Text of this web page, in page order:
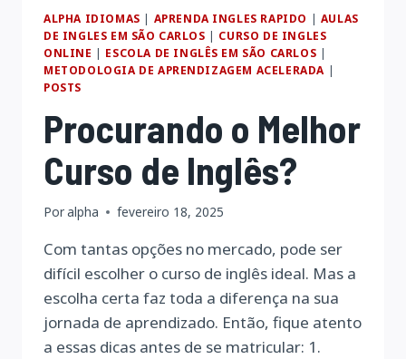
ALPHA IDIOMAS | APRENDA INGLES RAPIDO | AULAS
DE INGLES EM SÃO CARLOS | CURSO DE INGLES
ONLINE | ESCOLA DE INGLÊS EM SÃO CARLOS |
METODOLOGIA DE APRENDIZAGEM ACELERADA |
POSTS
Procurando o Melhor
Curso de Inglês?
Poralpha fevereiro 18, 2025
Com tantas opções no mercado, pode ser
difícil escolher o curso de inglês ideal. Mas a
escolha certa faz toda a diferença na sua
jornada de aprendizado. Então, fique atento
a essas dicas antes de se matricular: 1.